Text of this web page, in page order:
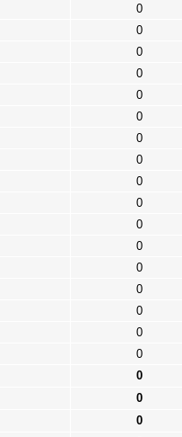
0
0
0
0
0
0
0
0
0
0
0
0
0
0
0
0
0
0
0
0